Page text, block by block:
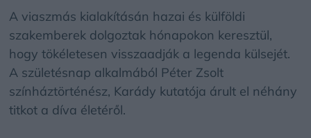
A viaszmás kialakításán hazai és külföldi
szakemberek dolgoztak hónapokon keresztül,
hogy tökéletesen visszaadják a legenda külsejét.
A születésnap alkalmából Péter Zsolt
színháztörténész, Karády kutatója árult el néhány
titkot a díva életéről.